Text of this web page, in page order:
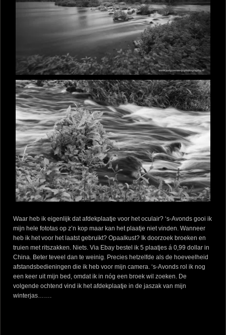
Waar heb ik eigenlijk dat afdekplaatje voor het oculair? ‘s-Avonds gooi ik
mijn hele fototas op z’n kop maar kan het plaatje niet vinden. Wanneer
heb ik het voor het laatst gebruikt? Opaalkust? Ik doorzoek broeken en
truien met ritszakken. Niets. Via Ebay bestel ik 5 plaatjes á 0,99 dollar in
China. Beter teveel dan te weinig. Precies hetzelfde als de hoeveelheid
afstandsbedieningen die ik heb voor mijn camera. ‘s-Avonds rol ik nog
een keer uit mijn bed, omdat ik in nóg een broek wil zoeken. De
volgende ochtend vind ik het afdekplaatje in de jaszak van mijn
winterjas…….